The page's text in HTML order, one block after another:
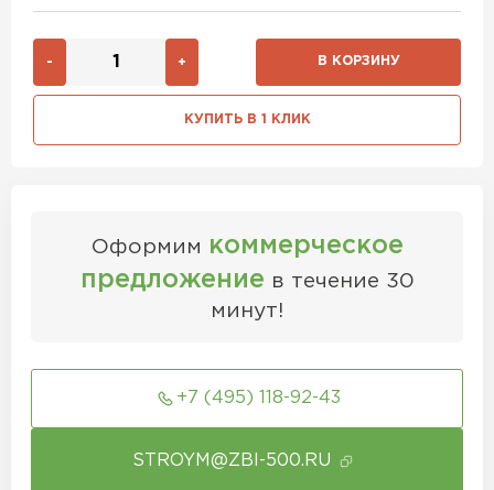
- + В КОРЗИНУ
КУПИТЬ В 1 КЛИК
Оформим коммерческое
предложение в течение 30
минут!
+7 (495) 118-92-43
STROYM@ZBI-500.RU